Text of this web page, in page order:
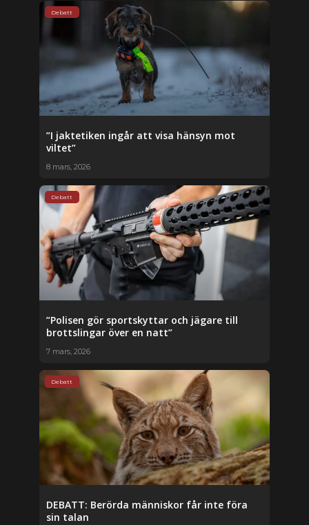
Debatt
”I jaktetiken ingår att visa hänsyn mot
viltet”
8 mars, 2026
Debatt
”Polisen gör sportskyttar och jägare till
brottslingar över en natt”
7 mars, 2026
Debatt
DEBATT: Berörda människor får inte föra
sin talan